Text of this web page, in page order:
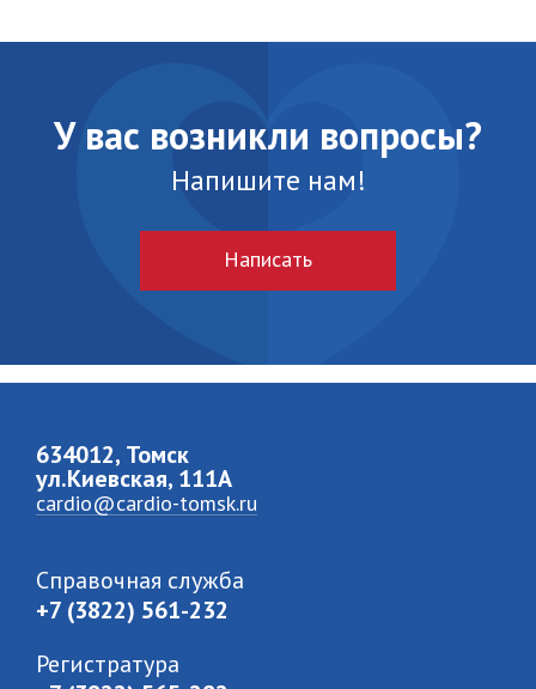
У вас возникли вопросы?
Напишите нам!
Написать
634012, Томск
ул.Киевская, 111A
cardio@cardio-tomsk.ru
Справочная служба
+7 (3822) 561-232
Регистратура